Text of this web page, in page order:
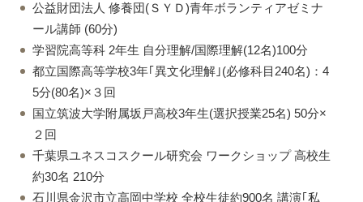
公益財団法人 修養団(ＳＹＤ)青年ボランティアゼミナ
ール講師 (60分)
学習院高等科 2年生 自分理解/国際理解(12名)100分
都立国際高等学校3年｢異文化理解｣(必修科目240名)：4
5分(80名)×３回
国立筑波大学附属坂戸高校3年生(選択授業25名) 50分×
２回
千葉県ユネスコスクール研究会 ワークショップ 高校生
約30名 210分
石川県金沢市立高岡中学校 全校生徒約900名 講演｢私